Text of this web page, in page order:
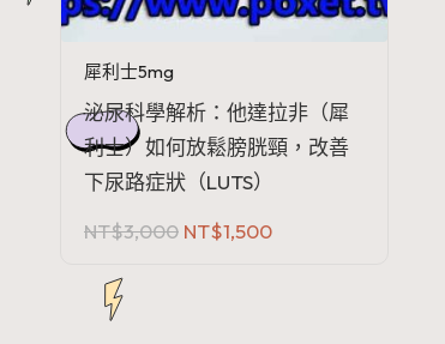
犀利士5mg
泌尿科學解析：他達拉非（犀
利士）如何放鬆膀胱頸，改善
下尿路症狀（LUTS）
NT$3,000 原
NT$1,500目